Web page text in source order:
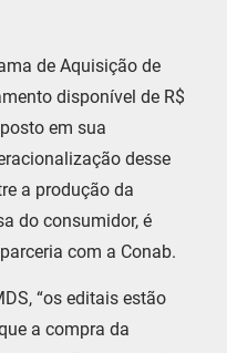
de Aquisição de
disponível de R$
em sua
desse
a produção da
do consumidor, é
com a Conab.
“os editais estão
a compra da